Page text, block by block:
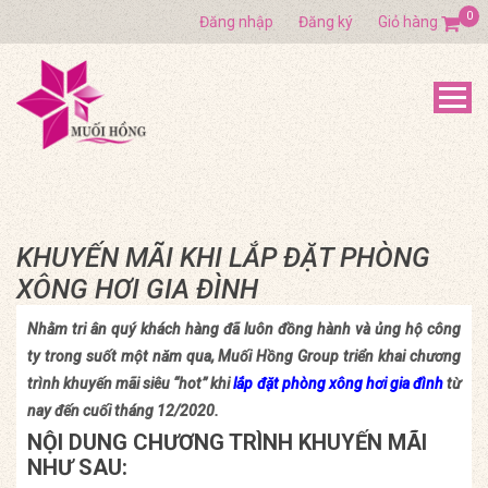
Đăng nhập Đăng ký Giỏ hàng 0
KHUYẾN MÃI KHI LẮP ĐẶT PHÒNG
XÔNG HƠI GIA ĐÌNH
Nhằm tri ân quý khách hàng đã luôn đồng hành và ủng hộ công
ty trong suốt một năm qua, Muối Hồng Group triển khai chương
trình khuyến mãi siêu “hot” khilắp đặt phòng xông hơi gia đìnhtừ
nay đến cuối tháng 12/2020.
NỘI DUNG CHƯƠNG TRÌNH KHUYẾN MÃI
NHƯ SAU: